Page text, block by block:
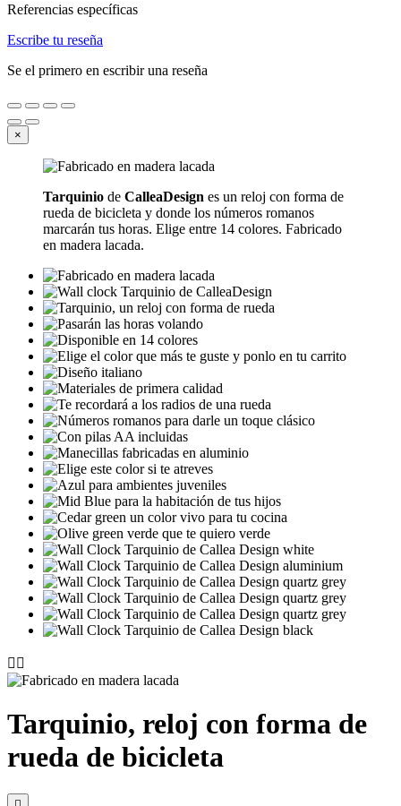
Referencias específicas
Escribe tu reseña
Se el primero en escribir una reseña
×
Tarquinio de CalleaDesign es un reloj con forma de
rueda de bicicleta y donde los números romanos
marcarán tus horas. Elige entre 14 colores. Fabricado
en madera lacada.
 
Tarquinio, reloj con forma de
rueda de bicicleta